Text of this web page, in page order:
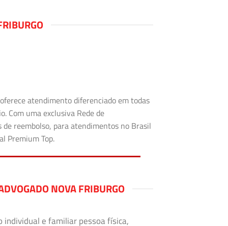
atendimento diferenciado em todas
Com uma exclusiva Rede de
de reembolso, para atendimentos no Brasil
Premium Top.
NOVA FRIBURGO
individual e familiar pessoa física,